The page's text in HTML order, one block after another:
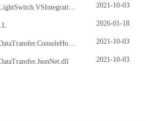
2021-10-03
2026-01-18
2021-10-03
2021-10-03